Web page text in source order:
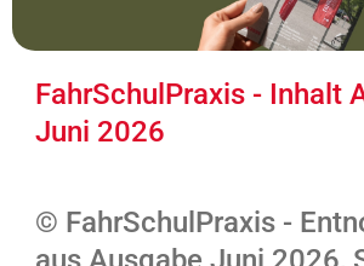
FahrSchulPraxis - Inhalt
Juni 2026
© FahrSchulPraxis -